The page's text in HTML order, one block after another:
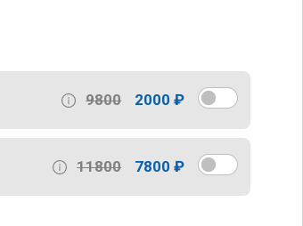
9800 2000 ₽
11800 7800 ₽